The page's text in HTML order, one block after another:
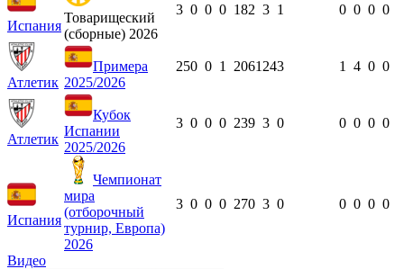
Испания
Товарищеский
(сборные) 2026
3 0 0 0 182 3 1 0 0 0 0
Атлетик
Примера
2025/2026
250 0 1 2061 243 1 4 0 0
Атлетик
Кубок
Испании
2025/2026
3 0 0 0 239 3 0 0 0 0 0
Испания
Чемпионат
мира
(отборочный
турнир, Европа)
2026
3 0 0 0 270 3 0 0 0 0 0
Видео